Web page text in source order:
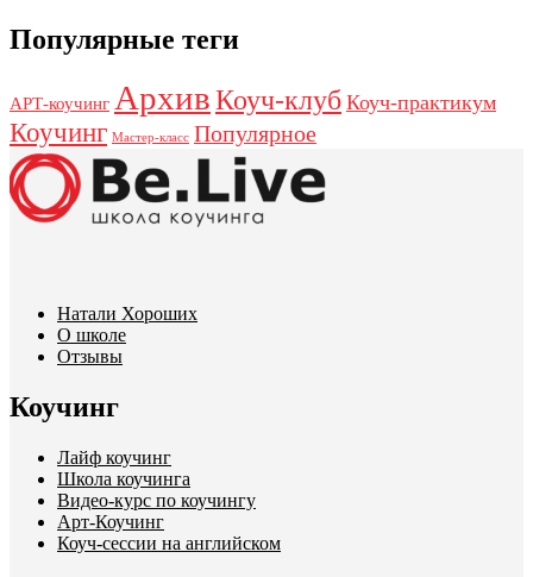
Популярные теги
АРТ-коучинг АрхивКоуч-клуб Коуч-практикум
Коучинг Мастер-класс Популярное
Натали Хороших
О школе
Отзывы
Коучинг
Лайф коучинг
Школа коучинга
Видео-курс по коучингу
Арт-Коучинг
Коуч-сессии на английском